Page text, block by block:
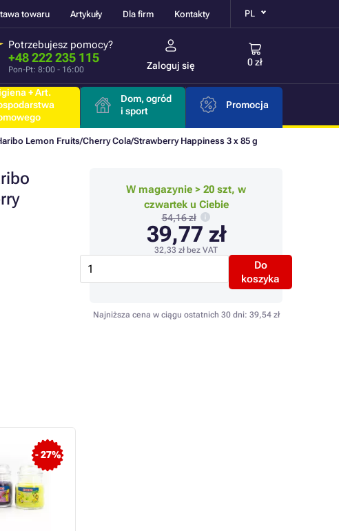
towaru Artykuły Dla firm Kontakty PL
Potrzebujesz pomocy?
+48 222 235 115
Pon-Pt: 8:00 - 16:00 Zaloguj się 0 zł
+ Art.
Dom, ogród
i sport
Promocja
Lemon Fruits/Cherry Cola/Strawberry Happiness 3 x 85 g
W magazynie > 20 szt, w
czwartek u Ciebie
54,16 zł
39,77 zł
32,33 złbez VAT
Do
koszyka
Najniższa cena w ciągu ostatnich 30 dni: 39,54 zł
- 27%